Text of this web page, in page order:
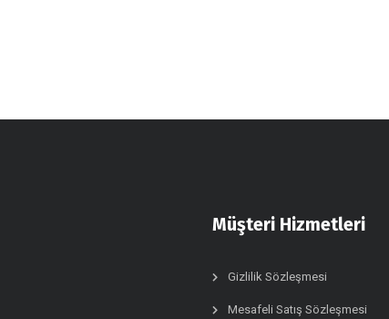
Müşteri Hizmetleri
Gizlilik Sözleşmesi
Mesafeli Satış Sözleşmesi